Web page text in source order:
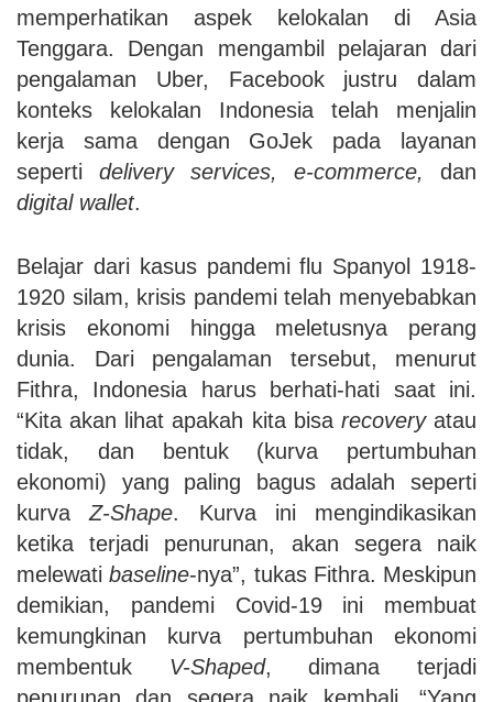
memperhatikan aspek kelokalan di Asia
Tenggara. Dengan mengambil pelajaran dari
pengalaman Uber, Facebook justru dalam
konteks kelokalan Indonesia telah menjalin
kerja sama dengan GoJek pada layanan
seperti delivery services, e-commerce, dan
digital wallet.
Belajar dari kasus pandemi flu Spanyol 1918-
1920 silam, krisis pandemi telah menyebabkan
krisis ekonomi hingga meletusnya perang
dunia. Dari pengalaman tersebut, menurut
Fithra, Indonesia harus berhati-hati saat ini.
“Kita akan lihat apakah kita bisa recoveryatau
tidak, dan bentuk (kurva pertumbuhan
ekonomi) yang paling bagus adalah seperti
kurvaZ-Shape. Kurva ini mengindikasikan
ketika terjadi penurunan, akan segera naik
melewatibaseline-nya”, tukas Fithra. Meskipun
demikian, pandemi Covid-19 ini membuat
kemungkinan kurva pertumbuhan ekonomi
membentuk V-Shaped, dimana terjadi
penurunan dan segera naik kembali. “Yang